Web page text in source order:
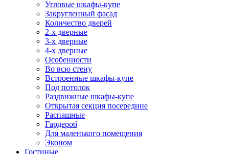
Угловые шкафы-купе
Закругленный фасад
Количество дверей
2-х дверные
3-х дверные
4-х дверные
Особенности
Во всю стену
Встроенные шкафы-купе
Под потолок
Раздвижные шкафы-купе
Открытая секция посередине
Распашные
Гардероб
Для маленького помещения
Эконом
Гостиные